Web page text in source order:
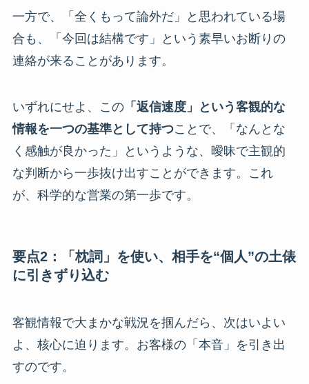
一方で、「全くもって論外だ」と思われている場
合も、「今回は結構です」という素早いお断りの
連絡が来ることがあります。
いずれにせよ、この「返信速度」という客観的な
情報を一つの基準として持つことで、「なんとな
く感触が良かった」というような、曖昧で主観的
な判断から一歩抜け出すことができます。これ
が、科学的な営業の第一歩です。
要点2：「枕詞」を使い、相手を“個人”の土俵
に引きずり込む
客観情報で大まかな戦況を掴んだら、次はいよい
よ、核心に迫ります。お客様の「本音」を引き出
すのです。